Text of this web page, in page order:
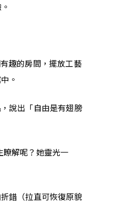
趣的房間，擺放工藝
。
說出「自由是有翅膀
瞭解呢？她靈光一
錯（拉直可恢復原貌